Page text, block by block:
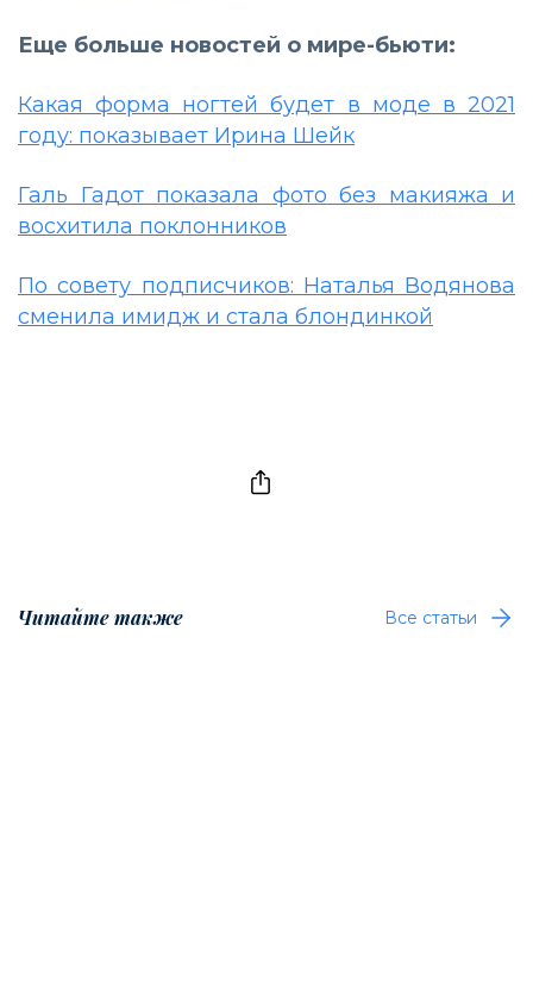
Еще больше новостей о мире-бьюти:
Какая форма ногтей будет в моде в 2021
году: показывает Ирина Шейк
Галь Гадот показала фото без макияжа и
восхитила поклонников
По совету подписчиков: Наталья Водянова
сменила имидж и стала блондинкой
Читайте также Все статьи